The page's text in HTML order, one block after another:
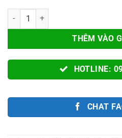
Tay Cầm Gamesir G7 PRO
THÊM VÀO
HOTLINE:
CHAT